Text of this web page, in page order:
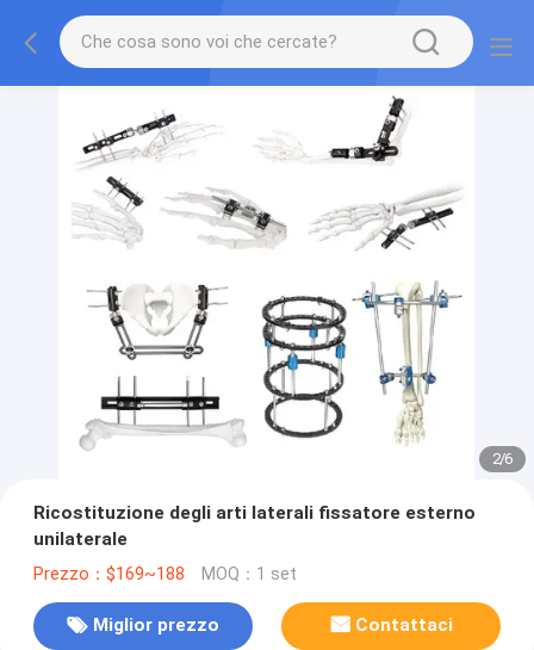
2/6
Ricostituzione degli arti laterali fissatore esterno
unilaterale
Prezzo：$169~188 MOQ：1 set
Miglior prezzo Contattaci